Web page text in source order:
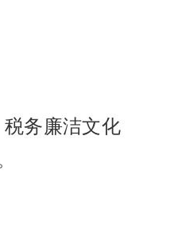
务廉洁文化